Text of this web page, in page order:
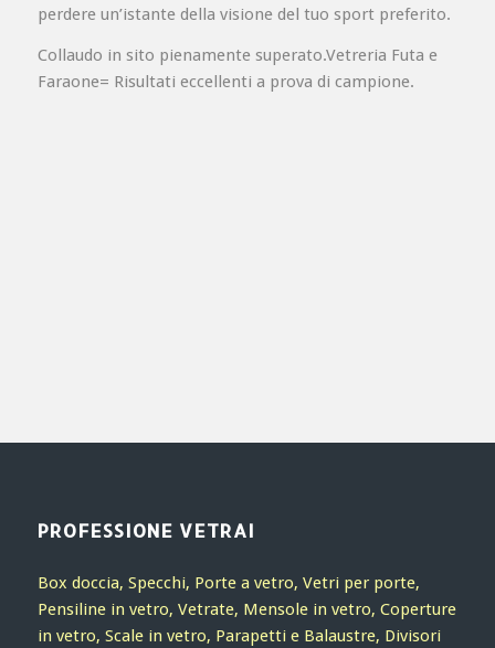
perdere un’istante della visione del tuo sport preferito.
Collaudo in sito pienamente superato.Vetreria Futa e
Faraone= Risultati eccellenti a prova di campione.
PROFESSIONE VETRAI
Box doccia, Specchi, Porte a vetro, Vetri per porte,
Pensiline in vetro, Vetrate, Mensole in vetro, Coperture
in vetro, Scale in vetro, Parapetti e Balaustre, Divisori